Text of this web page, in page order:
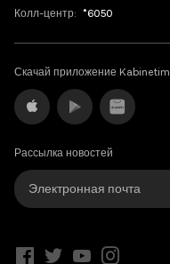
Колл-центр: *6050
Скачай приложение Kabinetim
Рассылка новостей